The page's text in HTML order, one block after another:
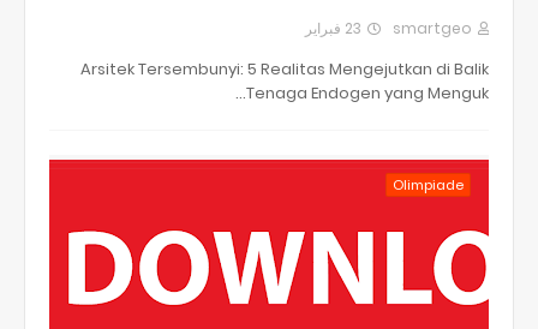
smartgeo 23 فبراير
Arsitek Tersembunyi: 5 Realitas Mengejutkan di Balik
Tenaga Endogen yang Menguk…
Olimpiade